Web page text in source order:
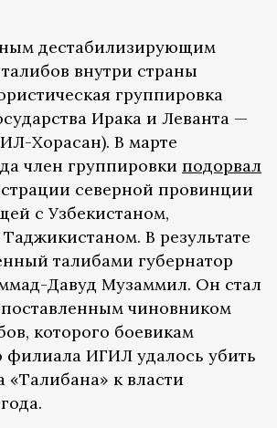
дестабилизирующим
внутри страны
группировка
Ирака и Леванта —
Хорасан). В марте
член группировки подорвал
северной провинции
с Узбекистаном,
В результате
талибами губернатор
Давуд Музаммил. Он стал
чиновником
которого боевикам
филиала ИГИЛ удалось убить
«Талибана» к власти